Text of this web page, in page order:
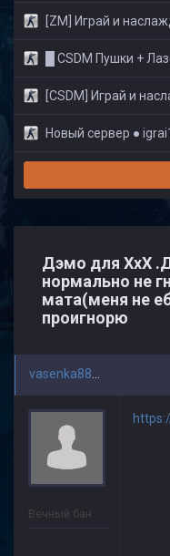
[ZM] Играй и наслаждайся! ©
█ CSDM Пушки + Лазеры |
[CSDM] Играй и
Новый сервер ●
Дэмо для ХхХ
нормально не
мата(меня не
проигнорю
Вечный бан